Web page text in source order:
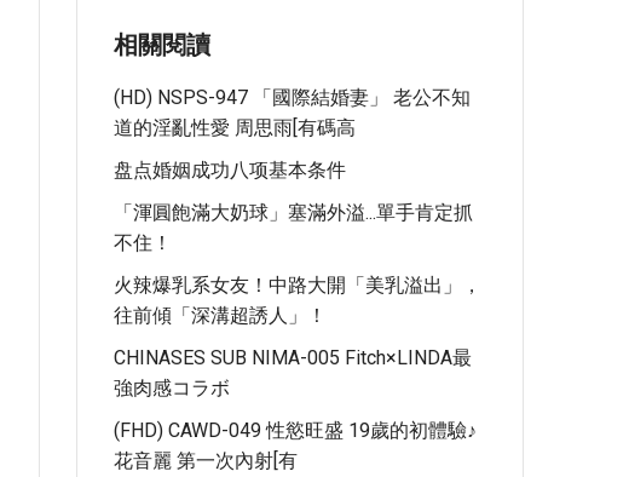
相關閱讀
(HD) NSPS-947 「國際結婚妻」 老公不知
道的淫亂性愛 周思雨[有碼高
盘点婚姻成功八项基本条件
「渾圓飽滿大奶球」塞滿外溢...單手肯定抓
不住！
火辣爆乳系女友！中路大開「美乳溢出」，
往前傾「深溝超誘人」！
CHINASES SUB NIMA-005 Fitch×LINDA最
強肉感コラボ
(FHD) CAWD-049 性慾旺盛 19歲的初體驗♪
花音麗 第一次內射[有